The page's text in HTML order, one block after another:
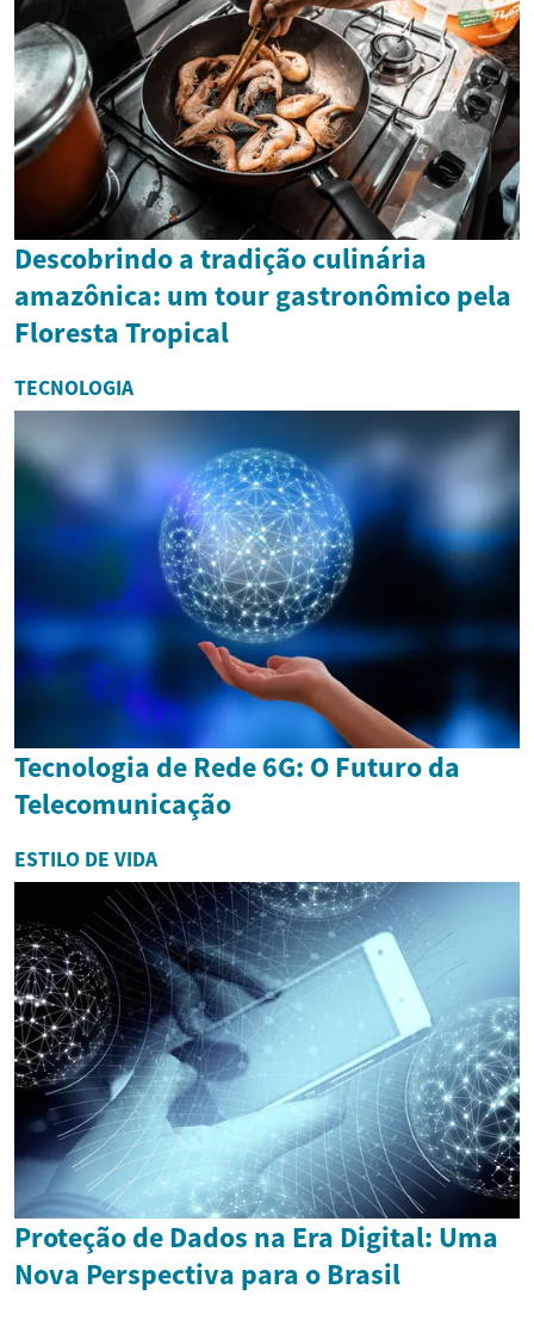
Descobrindo a tradição culinária
amazônica: um tour gastronômico pela
Floresta Tropical
TECNOLOGIA
Tecnologia de Rede 6G: O Futuro da
Telecomunicação
ESTILO DE VIDA
Proteção de Dados na Era Digital: Uma
Nova Perspectiva para o Brasil